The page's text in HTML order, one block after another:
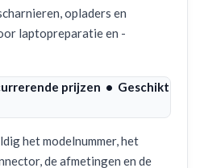
opladers en
laptopreparatie en -
prijzen • Geschikt
het modelnummer, het
de afmetingen en de